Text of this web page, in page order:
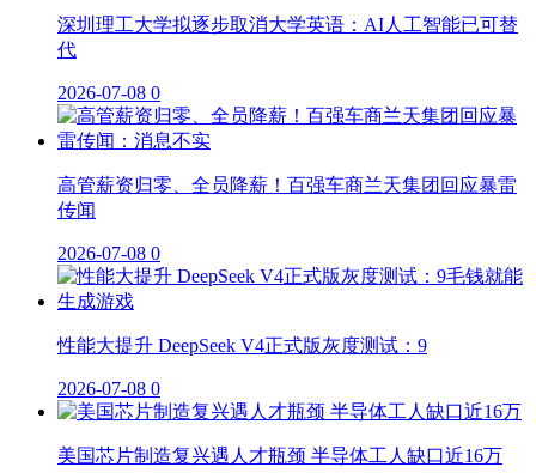
深圳理工大学拟逐步取消大学英语：AI人工智能已可替
代
2026-07-08 0
高管薪资归零、全员降薪！百强车商兰天集团回应暴雷
传闻
2026-07-08 0
性能大提升 DeepSeek V4正式版灰度测试：9
2026-07-08 0
美国芯片制造复兴遇人才瓶颈 半导体工人缺口近16万